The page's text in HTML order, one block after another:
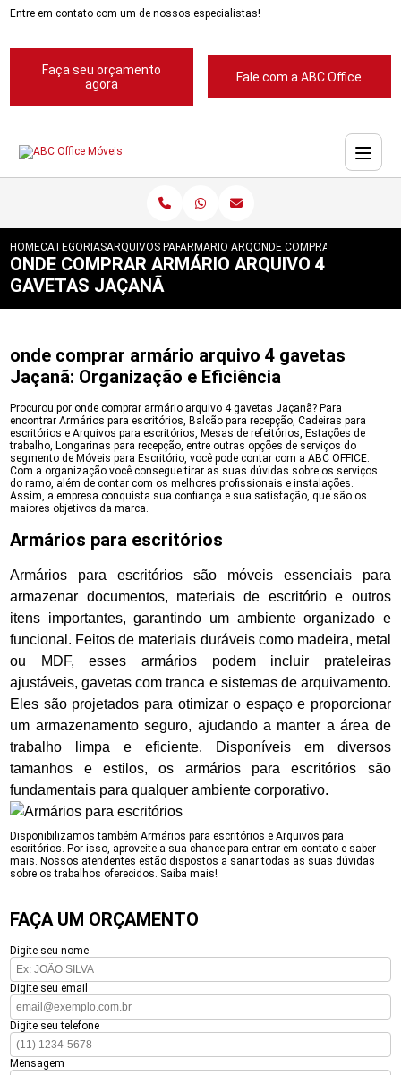
Entre em contato com um de nossos especialistas!
Faça seu orçamento
agora
Fale com a ABC Office
HOMECATEGORIASARQUIVOS PARA ESCRITORIOS
ARMARIO ARQUIVO PARA ESCRITORIO
ONDE COMPRAR ARMARIO
ONDE COMPRAR ARMÁRIO ARQUIVO 4
GAVETAS JAÇANÃ
onde comprar armário arquivo 4 gavetas
Jaçanã: Organização e Eficiência
Procurou por onde comprar armário arquivo 4 gavetas Jaçanã? Para
encontrar Armários para escritórios, Balcão para recepção, Cadeiras para
escritórios e Arquivos para escritórios, Mesas de refeitórios, Estações de
trabalho, Longarinas para recepção, entre outras opções de serviços do
segmento de Móveis para Escritório, você pode contar com a ABC OFFICE.
Com a organização você consegue tirar as suas dúvidas sobre os serviços
do ramo, além de contar com os melhores profissionais e instalações.
Assim, a empresa conquista sua confiança e sua satisfação, que são os
maiores objetivos da marca.
Armários para escritórios
Armários para escritórios são móveis essenciais para
armazenar documentos, materiais de escritório e outros
itens importantes, garantindo um ambiente organizado e
funcional. Feitos de materiais duráveis como madeira, metal
ou MDF, esses armários podem incluir prateleiras
ajustáveis, gavetas com tranca e sistemas de arquivamento.
Eles são projetados para otimizar o espaço e proporcionar
um armazenamento seguro, ajudando a manter a área de
trabalho limpa e eficiente. Disponíveis em diversos
tamanhos e estilos, os armários para escritórios são
fundamentais para qualquer ambiente corporativo.
Disponibilizamos também Armários para escritórios e Arquivos para
escritórios. Por isso, aproveite a sua chance para entrar em contato e saber
mais. Nossos atendentes estão dispostos a sanar todas as suas dúvidas
sobre os trabalhos oferecidos. Saiba mais!
FAÇA UM ORÇAMENTO
Digite seu nome
Digite seu email
Digite seu telefone
Mensagem